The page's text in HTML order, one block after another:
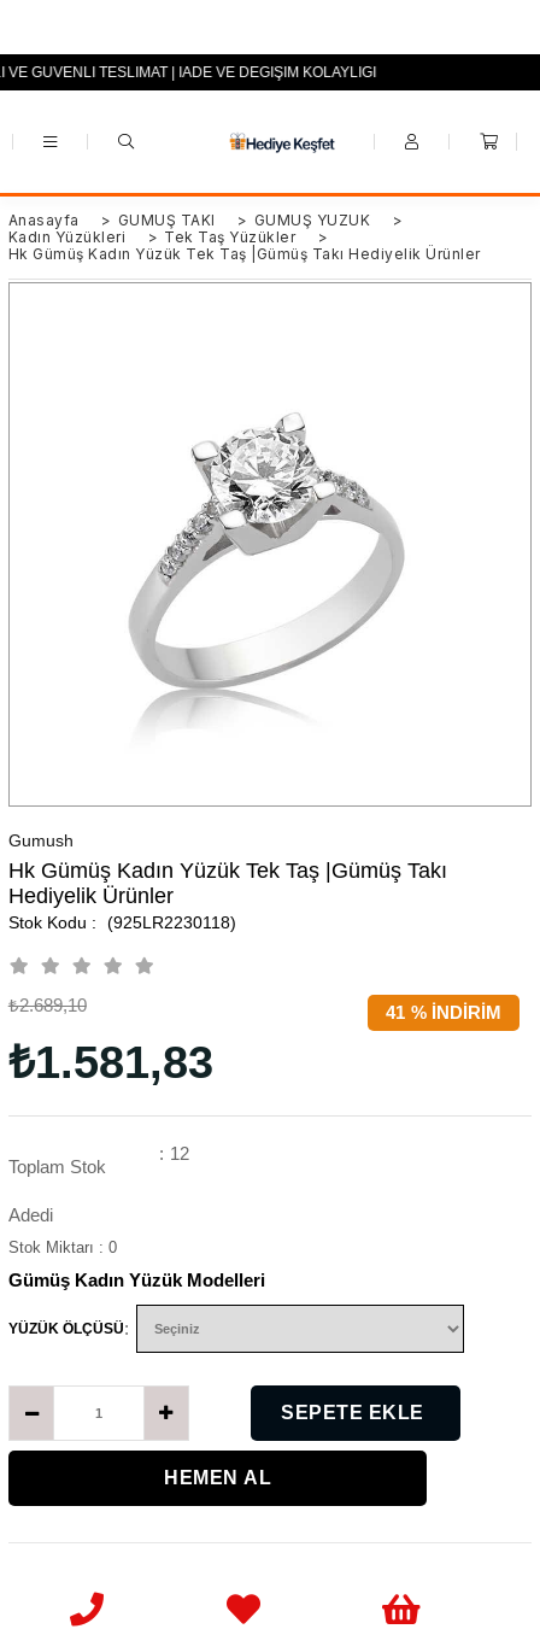
+90 (0553) 694 94 70
GÜVENLİ TESLİMAT | İADE VE DEĞİŞİM KOLAYLIĞI
Anasayfa > GÜMÜŞ TAKI > GÜMÜŞ YÜZÜK
>
Kadın Yüzükleri
> Tek Taş Yüzükler
>
Hk Gümüş Kadın Yüzük Tek Taş |Gümüş Takı Hediyelik Ürünler
Gumush
Hk Gümüş Kadın Yüzük Tek Taş |Gümüş Takı
Hediyelik Ürünler
(925LR2230118)
%
41 İNDIRIM
₺2.689,10
₺1.581,83
Toplam Stok
Adedi
: 12
Stok Miktarı : 0
Gümüş Kadın Yüzük Modelleri
YÜZÜK ÖLÇÜSÜ: